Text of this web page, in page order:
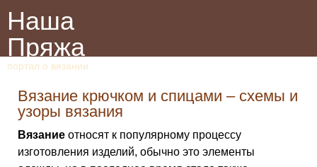
Наша
Пряжа
портал о вязании
Вязание крючком и спицами – схемы и
узоры вязания
Вязание относят к популярному процессу
изготовления изделий, обычно это элементы